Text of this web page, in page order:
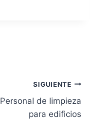
SIGUIENTE
Personal de limpieza
para edificios